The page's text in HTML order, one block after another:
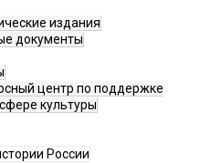
издания
документы
центр по поддержке
культуры
России